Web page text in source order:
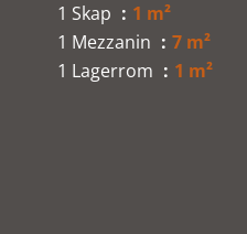
1 Skap
1 m²
1 Mezzanin
7 m²
1 Lagerrom
1 m²